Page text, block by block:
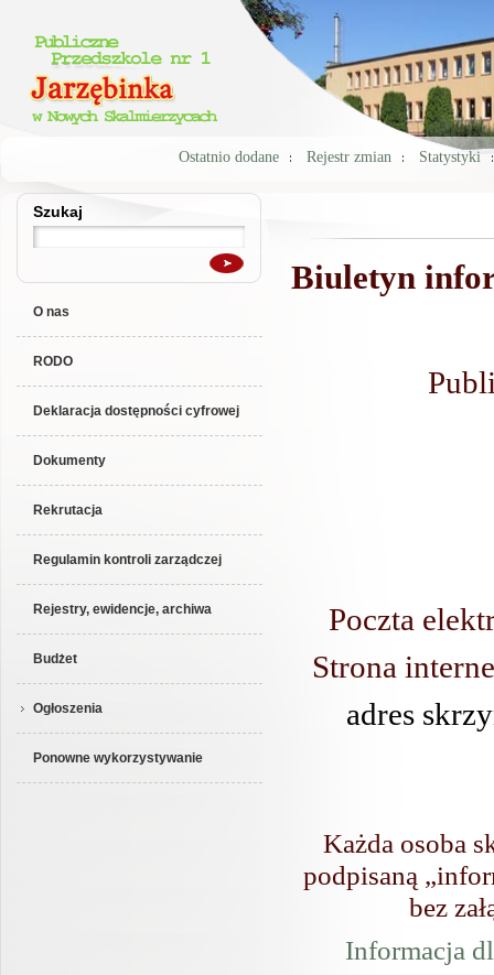
Ostatnio dodane Rejestr zmian Statystyki
Szukaj
Szukaj
O nas
RODO
Deklaracja dostępności cyfrowej
Dokumenty
Rekrutacja
Regulamin kontroli zarządczej
Rejestry, ewidencje, archiwa
Budżet
Ogłoszenia
Ponowne wykorzystywanie
Jesteś tutaj
Biuletyn
Poczta
Strona
adres
Każda osoba
podpisaną
bez
Informacja